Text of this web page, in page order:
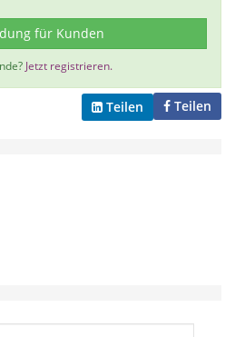
für Kunden
Jetzt registrieren.
Teilen
Teilen